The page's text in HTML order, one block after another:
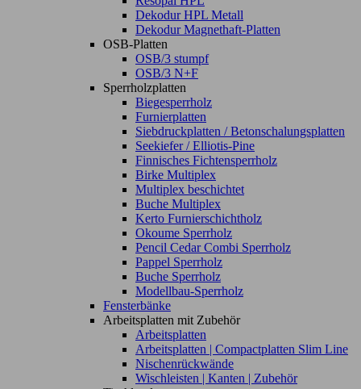
Dekodur HPL Metall
Dekodur Magnethaft-Platten
OSB-Platten
OSB/3 stumpf
OSB/3 N+F
Sperrholzplatten
Biegesperrholz
Furnierplatten
Siebdruckplatten / Betonschalungsplatten
Seekiefer / Elliotis-Pine
Finnisches Fichtensperrholz
Birke Multiplex
Multiplex beschichtet
Buche Multiplex
Kerto Furnierschichtholz
Okoume Sperrholz
Pencil Cedar Combi Sperrholz
Pappel Sperrholz
Buche Sperrholz
Modellbau-Sperrholz
Fensterbänke
Arbeitsplatten mit Zubehör
Arbeitsplatten
Arbeitsplatten | Compactplatten Slim Line
Nischenrückwände
Wischleisten | Kanten | Zubehör